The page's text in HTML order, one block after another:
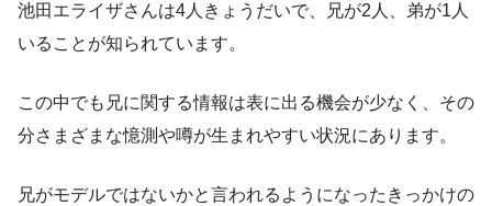
池田エライザさんは4人きょうだいで、兄が2人、弟が1人
いることが知られています。
この中でも兄に関する情報は表に出る機会が少なく、その
分さまざまな憶測や噂が生まれやすい状況にあります。
兄がモデルではないかと言われるようになったきっかけの